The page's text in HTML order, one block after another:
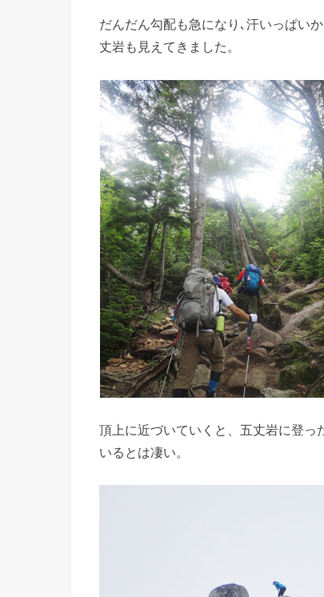
だんだん勾配も急になり､汗いっぱい
丈岩も見えてきました。
頂上に近づいていくと、五丈岩に登っ
いるとは凄い。